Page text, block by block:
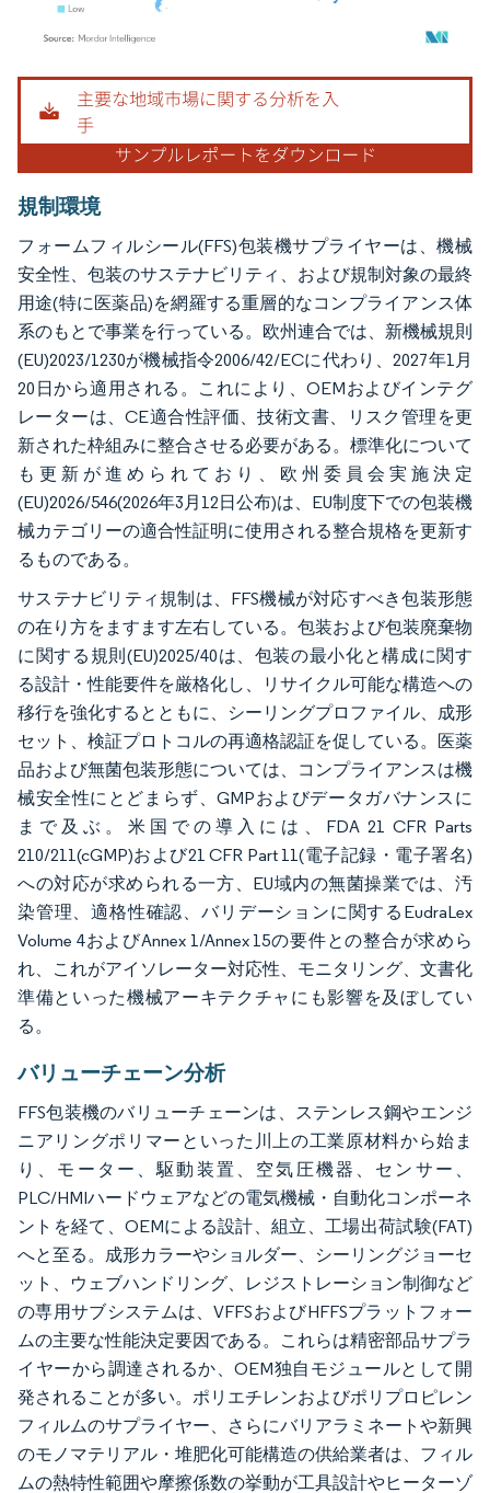
画像 © Mordor Intelligence。再利用にはCC BY 4.0の表示が必要です。
規制環境
フォームフィルシール(FFS)包装機サプライヤーは、機械
安全性、包装のサステナビリティ、および規制対象の最終
用途(特に医薬品)を網羅する重層的なコンプライアンス体
系のもとで事業を行っている。欧州連合では、新機械規則
(EU)2023/1230が機械指令2006/42/ECに代わり、2027年1月
20日から適用される。これにより、OEMおよびインテグ
レーターは、CE適合性評価、技術文書、リスク管理を更
新された枠組みに整合させる必要がある。標準化について
も更新が進められており、欧州委員会実施決定
(EU)2026/546(2026年3月12日公布)は、EU制度下での包装機
械カテゴリーの適合性証明に使用される整合規格を更新す
るものである。
サステナビリティ規制は、FFS機械が対応すべき包装形態
の在り方をますます左右している。包装および包装廃棄物
に関する規則(EU)2025/40は、包装の最小化と構成に関す
る設計・性能要件を厳格化し、リサイクル可能な構造への
移行を強化するとともに、シーリングプロファイル、成形
セット、検証プロトコルの再適格認証を促している。医薬
品および無菌包装形態については、コンプライアンスは機
械安全性にとどまらず、GMPおよびデータガバナンスに
まで及ぶ。米国での導入には、FDA 21 CFR Parts
210/211(cGMP)および21 CFR Part 11(電子記録・電子署名)
への対応が求められる一方、EU域内の無菌操業では、汚
染管理、適格性確認、バリデーションに関するEudraLex
Volume 4およびAnnex 1/Annex 15の要件との整合が求めら
れ、これがアイソレーター対応性、モニタリング、文書化
準備といった機械アーキテクチャにも影響を及ぼしてい
る。
バリューチェーン分析
FFS包装機のバリューチェーンは、ステンレス鋼やエンジ
ニアリングポリマーといった川上の工業原材料から始ま
り、モーター、駆動装置、空気圧機器、センサー、
PLC/HMIハードウェアなどの電気機械・自動化コンポーネ
ントを経て、OEMによる設計、組立、工場出荷試験(FAT)
へと至る。成形カラーやショルダー、シーリングジョーセ
ット、ウェブハンドリング、レジストレーション制御など
の専用サブシステムは、VFFSおよびHFFSプラットフォー
ムの主要な性能決定要因である。これらは精密部品サプラ
イヤーから調達されるか、OEM独自モジュールとして開
発されることが多い。ポリエチレンおよびポリプロピレン
フィルムのサプライヤー、さらにバリアラミネートや新興
のモノマテリアル・堆肥化可能構造の供給業者は、フィル
ムの熱特性範囲や摩擦係数の挙動が工具設計やヒーターゾ